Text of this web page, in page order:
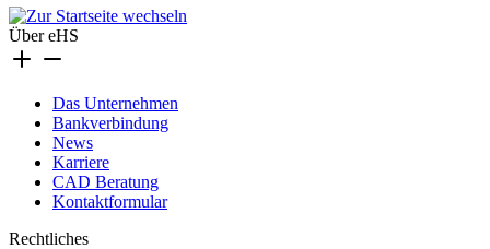
Über eHS
Das Unternehmen
Bankverbindung
News
Karriere
CAD Beratung
Kontaktformular
Rechtliches